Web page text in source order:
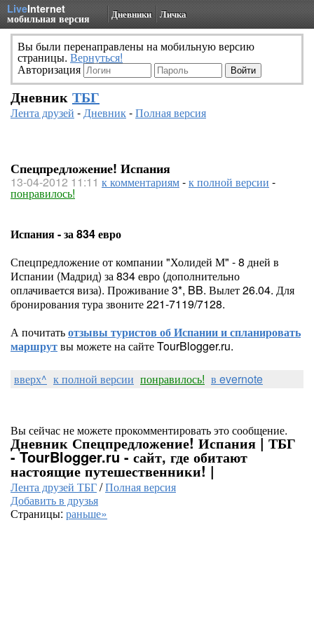
LiveInternet
мобильная версия Дневники Личка
Вы были перенаправлены на мобильную версию
страницы. Вернуться!
Авторизация
Дневник ТБГ
Лента друзей -Дневник-Полная версия
Спецпредложение! Испания
13-04-2012 11:11 к комментариям-к полной версии -
понравилось!
Испания - за 834 евро
Спецпредложение от компании "Холидей М" - 8 дней в
Испании (Мадрид) за 834 евро (дополнительно
оплачивается виза). Проживание 3*, BB. Вылет 26.04. Для
бронирования тура звоните 221-7119/7128.
А почитатьотзывы туристов об Испании и спланировать
маршрутвы можете на сайте TourBlogger.ru.
вверх^ к полной версии понравилось! в evernote
Вы сейчас не можете прокомментировать это сообщение.
Дневник Спецпредложение! Испания | ТБГ
- TourBlogger.ru - сайт, где обитают
настоящие путешественники! |
Лента друзей ТБГ/Полная версия
Добавить в друзья
Страницы: раньше»